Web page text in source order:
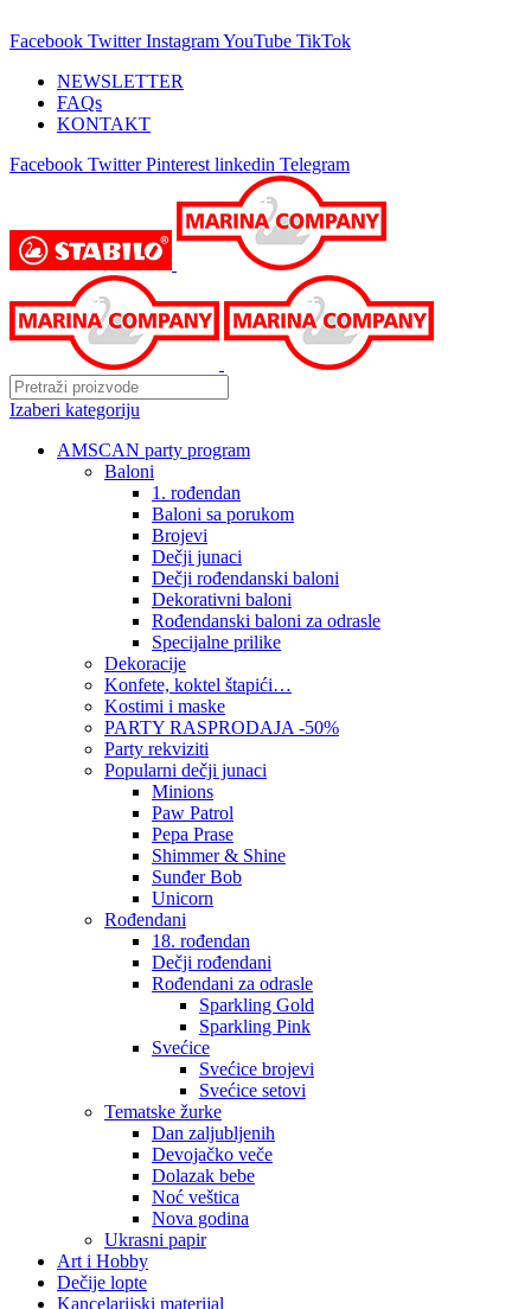
Facebook Twitter InstagramYouTube TikTok
NEWSLETTER
FAQs
KONTAKT
Facebook Twitter Pinterest linkedin Telegram
Izaberi kategoriju
AMSCAN party program
Baloni
1. rođendan
Baloni sa porukom
Brojevi
Dečji junaci
Dečji rođendanski baloni
Dekorativni baloni
Rođendanski baloni za odrasle
Specijalne prilike
Dekoracije
Konfete, koktel štapići…
Kostimi i maske
PARTY RASPRODAJA -50%
Party rekviziti
Popularni dečji junaci
Minions
Paw Patrol
Pepa Prase
Shimmer & Shine
Sunđer Bob
Unicorn
Rođendani
18. rođendan
Dečji rođendani
Rođendani za odrasle
Sparkling Gold
Sparkling Pink
Svećice
Svećice brojevi
Svećice setovi
Tematske žurke
Dan zaljubljenih
Devojačko veče
Dolazak bebe
Noć veštica
Nova godina
Ukrasni papir
Art i Hobby
Dečije lopte
Kancelarijski materijal